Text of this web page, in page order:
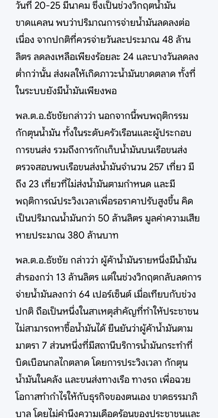
วันที่ 20-25 มีนาคม ซึ่งเป็นช่วงวิกฤตน้ำมัน
ขาดแคลน พบว่าปริมาณการจ่ายน้ำมันลดลงต่อ
เนื่อง จากปกติที่ควรจ่ายวันละประมาณ 48 ล้าน
ลิตร ลดลงเหลือเพียงร้อยละ 24 และบางวันลดลง
ต่ำกว่านั้น ส่งผลให้เกิดภาวะน้ำมันขาดตลาด ทั้งที่
ในระบบยังมีน้ำมันเพียงพอ
พล.ต.อ.ธัชชัยกล่าวว่า นอกจากนี้พบพฤติกรรม
กักตุนน้ำมัน ทั้งในระดับครัวเรือนและผู้ประกอบ
การขนส่ง รวมถึงการกักเก็บน้ำมันบนเรือขนส่ง
ตรวจสอบพบเรือขนส่งน้ำมันจำนวน 257 เที่ยว มี
ถึง 23 เที่ยวที่ไม่ส่งน้ำมันตามกำหนด และมี
พฤติการณ์ประวิงเวลาเพื่อรอราคาปรับสูงขึ้น คิด
เป็นปริมาณน้ำมันกว่า 50 ล้านลิตร มูลค่าความเสีย
หายประมาณ 380 ล้านบาท
พล.ต.อ.ธัชชัย กล่าวว่า ผู้ค้าน้ำมันรายหนึ่งมีน้ำมัน
สำรองกว่า 13 ล้านลิตร แต่ในช่วงวิกฤตกลับลดการ
จ่ายน้ำมันลงกว่า 64 เปอร์เซ็นต์ เมื่อเทียบกับช่วง
ปกติ ถือเป็นหนึ่งในสาเหตุสำคัญที่ทำให้ประชาชน
ไม่สามารถหาซื้อน้ำมันได้ ยืนยันว่าผู้ค้าน้ำมันตาม
มาตรา 7 ส่วนหนึ่งที่มีสถานีบริการน้ำมันกระทำที่
บิดเบือนกลไกตลาด โดยการประวิงเวลา กักตุน
น้ำมันในคลัง และขนส่งทางเรือ ทางรถ เพื่อฉวย
โอกาสทำกำไรให้กับธุรกิจของตนเอง ขาดธรรมาภิ
บาล โดยไม่คำนึงความเดือดร้อนของประชาชนและ